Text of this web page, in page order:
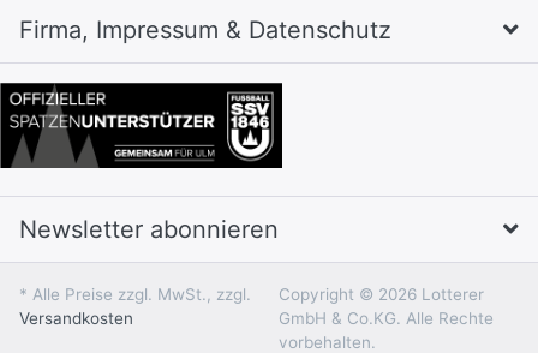
Firma, Impressum & Datenschutz
Newsletter abonnieren
* Alle Preise zzgl. MwSt., zzgl.
Versandkosten
Copyright © 2026 Lotterer
GmbH & Co.KG. Alle Rechte
vorbehalten.